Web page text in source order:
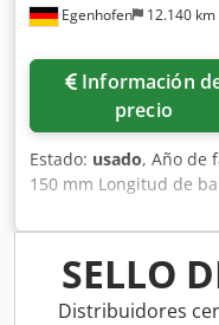
Egenhofen 12.140 km
Información de
precio
Estado: usado, Año de
150 mm Longitud de
960 mm x 350 mm
Csdpezq Dczofx Ag
sí Oscilación: sí
de extracción: 120
de la máquina: 1910
SELLO
Distribuidores